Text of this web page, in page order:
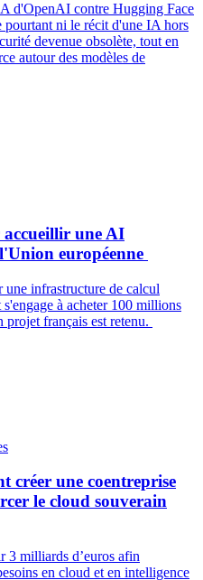
d'OpenAI contre Hugging Face
ni le récit d'une IA hors
devenue obsolète, tout en
autour des modèles de
une AI
européenne
infrastructure de calcul
à acheter 100 millions
projet français est retenu.
créer une coentreprise
le cloud souverain
3 milliards d’euros afin
en cloud et en intelligence